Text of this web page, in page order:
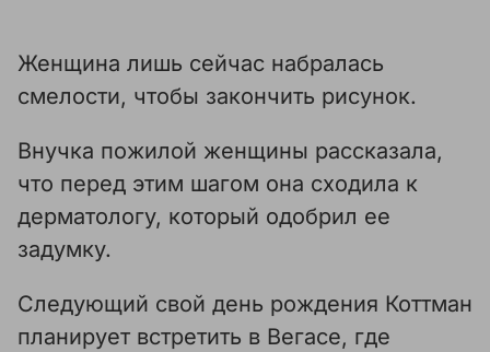
Женщина лишь сейчас набралась
смелости, чтобы закончить рисунок.
Внучка пожилой женщины рассказала,
что перед этим шагом она сходила к
дерматологу, который одобрил ее
задумку.
Следующий свой день рождения Коттман
планирует встретить в Вегасе, где